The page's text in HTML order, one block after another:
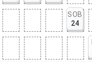
SOB
24